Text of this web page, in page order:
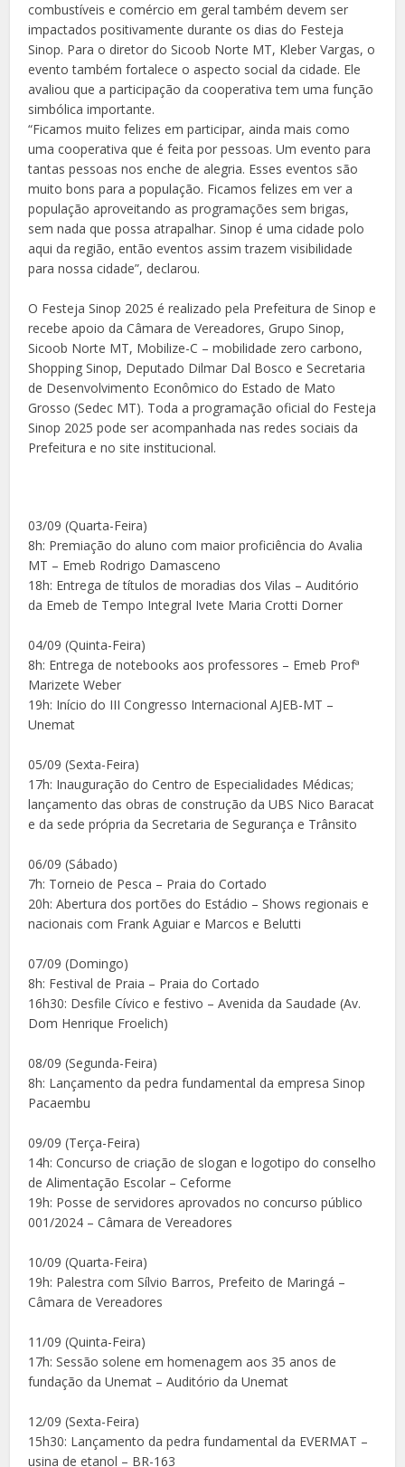
combustíveis e comércio em geral também devem ser
impactados positivamente durante os dias do Festeja
Sinop. Para o diretor do Sicoob Norte MT, Kleber Vargas, o
evento também fortalece o aspecto social da cidade. Ele
avaliou que a participação da cooperativa tem uma função
simbólica importante.
“Ficamos muito felizes em participar, ainda mais como
uma cooperativa que é feita por pessoas. Um evento para
tantas pessoas nos enche de alegria. Esses eventos são
muito bons para a população. Ficamos felizes em ver a
população aproveitando as programações sem brigas,
sem nada que possa atrapalhar. Sinop é uma cidade polo
aqui da região, então eventos assim trazem visibilidade
para nossa cidade”, declarou.
O Festeja Sinop 2025 é realizado pela Prefeitura de Sinop e
recebe apoio da Câmara de Vereadores, Grupo Sinop,
Sicoob Norte MT, Mobilize-C – mobilidade zero carbono,
Shopping Sinop, Deputado Dilmar Dal Bosco e Secretaria
de Desenvolvimento Econômico do Estado de Mato
Grosso (Sedec MT). Toda a programação oficial do Festeja
Sinop 2025 pode ser acompanhada nas redes sociais da
Prefeitura e no site institucional.
03/09 (Quarta-Feira)
8h: Premiação do aluno com maior proficiência do Avalia
MT – Emeb Rodrigo Damasceno
18h: Entrega de títulos de moradias dos Vilas – Auditório
da Emeb de Tempo Integral Ivete Maria Crotti Dorner
04/09 (Quinta-Feira)
8h: Entrega de notebooks aos professores – Emeb Profª
Marizete Weber
19h: Início do III Congresso Internacional AJEB-MT –
Unemat
05/09 (Sexta-Feira)
17h: Inauguração do Centro de Especialidades Médicas;
lançamento das obras de construção da UBS Nico Baracat
e da sede própria da Secretaria de Segurança e Trânsito
06/09 (Sábado)
7h: Torneio de Pesca – Praia do Cortado
20h: Abertura dos portões do Estádio – Shows regionais e
nacionais com Frank Aguiar e Marcos e Belutti
07/09 (Domingo)
8h: Festival de Praia – Praia do Cortado
16h30: Desfile Cívico e festivo – Avenida da Saudade (Av.
Dom Henrique Froelich)
08/09 (Segunda-Feira)
8h: Lançamento da pedra fundamental da empresa Sinop
Pacaembu
09/09 (Terça-Feira)
14h: Concurso de criação de slogan e logotipo do conselho
de Alimentação Escolar – Ceforme
19h: Posse de servidores aprovados no concurso público
001/2024 – Câmara de Vereadores
10/09 (Quarta-Feira)
19h: Palestra com Sílvio Barros, Prefeito de Maringá –
Câmara de Vereadores
11/09 (Quinta-Feira)
17h: Sessão solene em homenagem aos 35 anos de
fundação da Unemat – Auditório da Unemat
12/09 (Sexta-Feira)
15h30: Lançamento da pedra fundamental da EVERMAT –
usina de etanol – BR-163